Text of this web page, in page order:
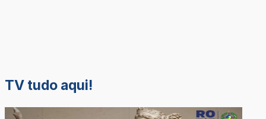
TV tudo aqui!